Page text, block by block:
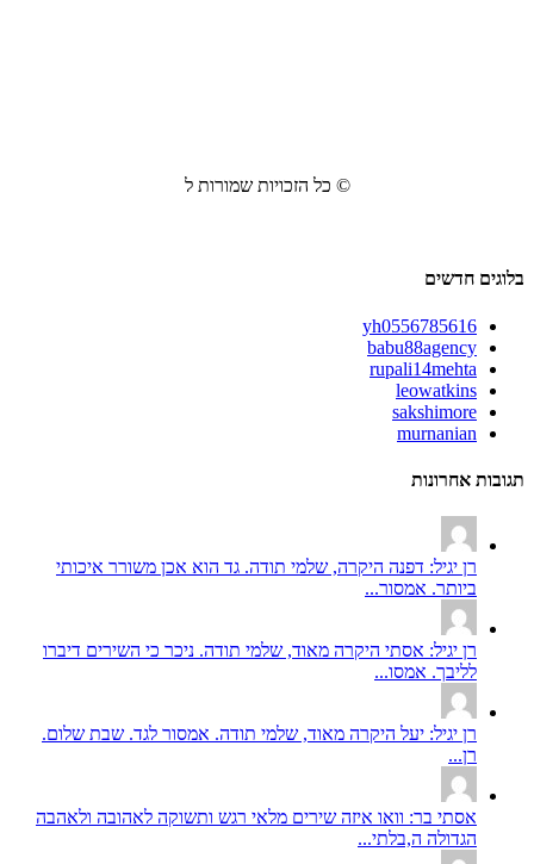
© כל הזכויות שמורות ל
בלוגים חדשים
yh0556785616
babu88agency
rupali14mehta
leowatkins
sakshimore
murnanian
תגובות אחרונות
רן יגיל: דפנה היקרה, שלמי תודה. גד הוא אכן משורר איכותי
ביותר. אמסור...
רן יגיל: אסתי היקרה מאוד, שלמי תודה. ניכר כי השירים דיברו
לליבך. אמסו...
רן יגיל: יעל היקרה מאוד, שלמי תודה. אמסור לגד. שבת שלום.
רן...
אסתי בר: וואו איזה שירים מלאי רגש ותשוקה לאהובה ולאהבה
הגדולה ה,בלתי...